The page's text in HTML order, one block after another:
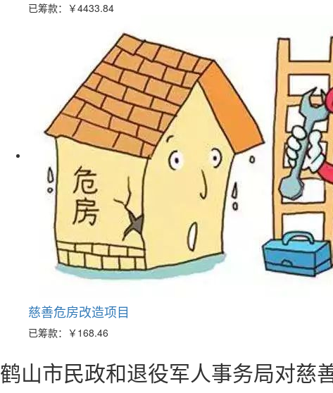
已筹款： ￥4433.84
慈善危房改造项目
已筹款： ￥168.46
鹤山市民政和退役军人事务局对慈